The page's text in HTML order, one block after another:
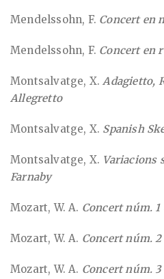
Mendelssohn, F. Concert en
Mendelssohn, F. Concert en
Montsalvatge, X.Adagietto,
Allegretto
Montsalvatge, X. Spanish
Montsalvatge, X. Variacions
Farnaby
Mozart, W. A. Concert núm.
Mozart, W. A. Concert núm.
Mozart, W. A. Concert núm.